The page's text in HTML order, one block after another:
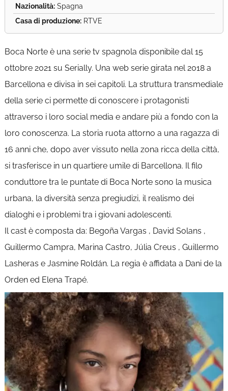
Nazionalità:Spagna
Casa di produzione:RTVE
Boca Norte è una serie tv spagnola disponibile dal 15
ottobre 2021 su Serially. Una web serie girata nel 2018 a
Barcellona e divisa in sei capitoli. La struttura transmediale
della serie ci permette di conoscere i protagonisti
attraverso i loro social media e andare più a fondo con la
loro conoscenza. La storia ruota attorno a una ragazza di
16 anni che, dopo aver vissuto nella zona ricca della città,
si trasferisce in un quartiere umile di Barcellona. Il filo
conduttore tra le puntate di Boca Norte sono la musica
urbana, la diversità senza pregiudizi, il realismo dei
dialoghi e i problemi tra i giovani adolescenti.
Il cast è composta da: Begoña Vargas , David Solans ,
Guillermo Campra, Marina Castro, Júlia Creus , Guillermo
Lasheras e Jasmine Roldán. La regia è affidata a Dani de la
Orden ed Elena Trapé.